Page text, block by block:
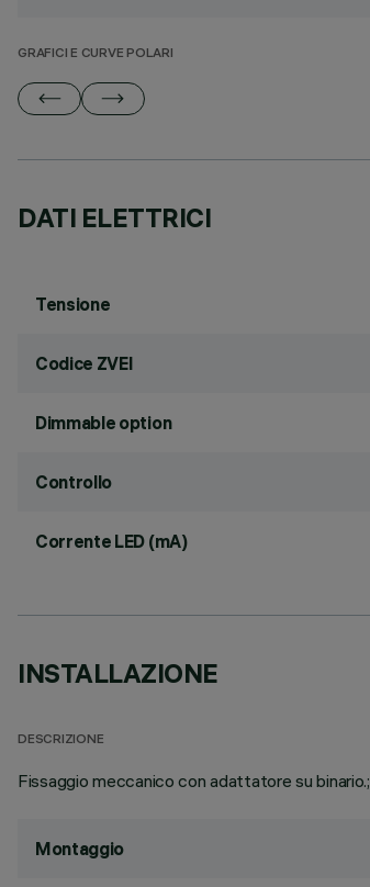
GRAFICI E CURVE POLARI
DATI ELETTRICI
Tensione
Codice ZVEI
Dimmable option
Controllo
Corrente LED (mA)
INSTALLAZIONE
DESCRIZIONE
Fissaggio meccanico con adattatore su binario.;
Montaggio